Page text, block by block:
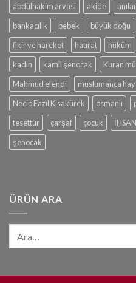
abdülhakim arvasi akide anılar
bankacılık
bebek büyük doğu
fikir ve hareket
hatırat hüküm
kadın
kamil şenocak Kuran
Mahmud efendi
müslümanca
Necip Fazıl Kısakürek
osmanlı
tesettür
çarşaf çocuk
şenocak
ÜRÜN ARA